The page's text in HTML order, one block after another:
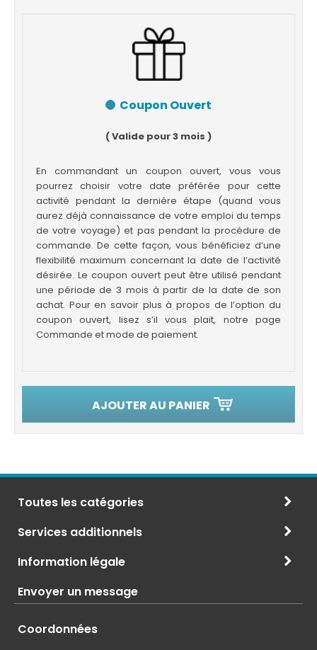
Coupon Ouvert
( Valide pour 3 mois )
En commandant un coupon ouvert, vous vous
pourrez choisir votre date préférée pour cette
activité pendant la dernière étape (quand vous
aurez déjà connaissance de votre emploi du temps
de votre voyage) et pas pendant la procédure de
commande. De cette façon, vous bénéficiez d’une
flexibilité maximum concernant la date de l’activité
désirée. Le coupon ouvert peut être utilisé pendant
une période de 3 mois à partir de la date de son
achat. Pour en savoir plus à propos de l’option du
coupon ouvert, lisez s’il vous plait, notre page
Commande et mode de paiement.
AJOUTER AU PANIER
Toutes les catégories
Services additionnels
Information légale
Envoyer un message
Coordonnées